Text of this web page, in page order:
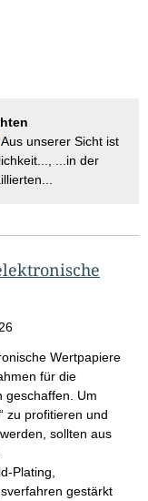
Aus unserer Sicht ist
...in der
Wertpapiere
für die
geschaffen. Um
zu profitieren und
sollten aus
Plating,
gestärkt